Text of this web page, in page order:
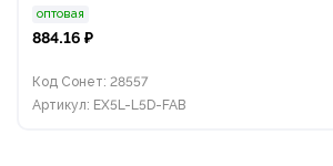
оптовая
884.16 ₽
Код Сонет: 28557
Артикул: EX5L-L5D-FAB